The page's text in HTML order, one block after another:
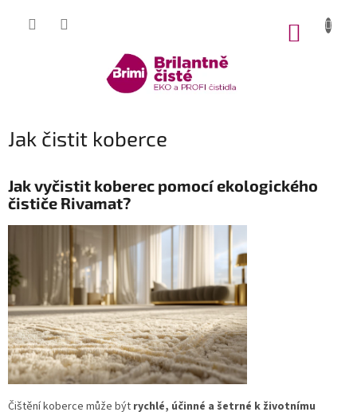
Jak čistit koberce
Jak vyčistit koberec pomocí ekologického
čističe Rivamat?
Čištění koberce může být rychlé, účinné a šetrné k životnímu